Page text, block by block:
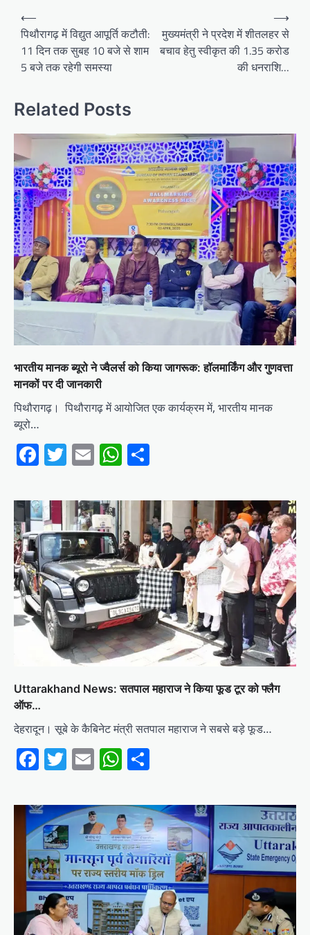
Post
navigation
⟵
पिथौरागढ़ में विद्युत आपूर्ति कटौती:
11 दिन तक सुबह 10 बजे से शाम
5 बजे तक रहेगी समस्या
मुख्यमंत्री ने प्रदेश में शीतलहर से
बचाव हेतु स्वीकृत की 1.35 करोड
की धनराशि…
⟶
Related Posts
भारतीय मानक ब्यूरो ने ज्वैलर्स को किया जागरूक: हॉलमार्किंग और गुणवत्ता
मानकों पर दी जानकारी
पिथौरागढ़। पिथौरागढ़ में आयोजित एक कार्यक्रम में, भारतीय मानक
ब्यूरो…
Facebook
Twitter
EmailWhatsApp
Uttarakhand News: सतपाल महाराज ने किया फूड टूर को फ्लैग
ऑफ…
देहरादून। सूबे के कैबिनेट मंत्री सतपाल महाराज ने सबसे बड़े फूड…
Facebook
Twitter
EmailWhatsApp